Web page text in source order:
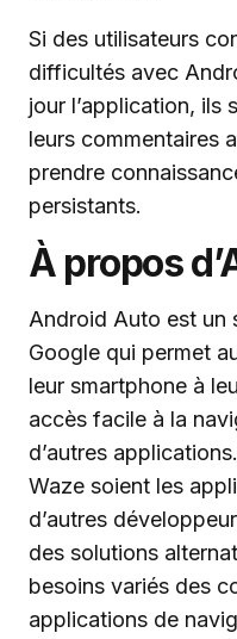
Si des utilisateurs
difficultés avec
jour l’application, ils
leurs commentaires
prendre
persistants.
À propos
Android Auto est un
Google qui permet
leur smartphone à
accès facile à la
d’autres
Waze soient les
d’autres
des solutions
besoins variés des
applications de